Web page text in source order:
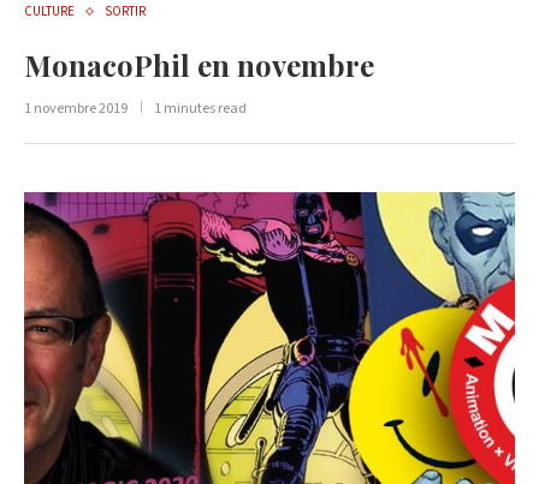
CULTURE SORTIR
MonacoPhil en novembre
1 novembre 2019 1 minutes read